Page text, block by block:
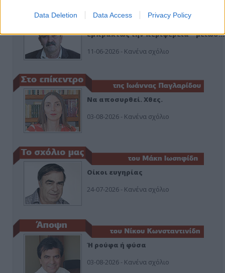
Data Deletion Data Access Privacy Policy
εμπράκτως την περιφέρεια – μειώσ…
11-06-2026 - Κανένα σχόλιο
Να αποσυρθεί. Χθες.
03-08-2026 - Κανένα σχόλιο
Οίκοι ευγηρίας
24-07-2026 - Κανένα σχόλιο
Ή ρούφα ή φύσα
03-08-2026 - Κανένα σχόλιο